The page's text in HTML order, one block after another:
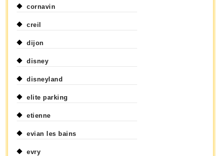
cornavin
creil
dijon
disney
disneyland
elite parking
etienne
evian les bains
evry